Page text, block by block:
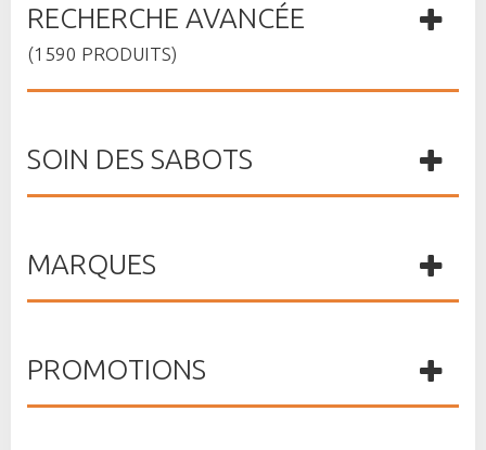
RECHERCHE AVANCÉE
(1590 PRODUITS)
SOIN DES SABOTS
MARQUES
PROMOTIONS